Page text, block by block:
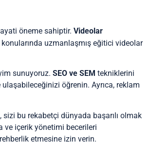
öneme sahiptir. Videolar
konularında uzmanlaşmış eğitici videolar
sunuyoruz. SEO ve SEM tekniklerini
öğrenin. Ayrıca, reklam
sizi bu rekabetçi dünyada başarılı olmak
ve içerik yönetimi becerileri
etmesine izin verin.